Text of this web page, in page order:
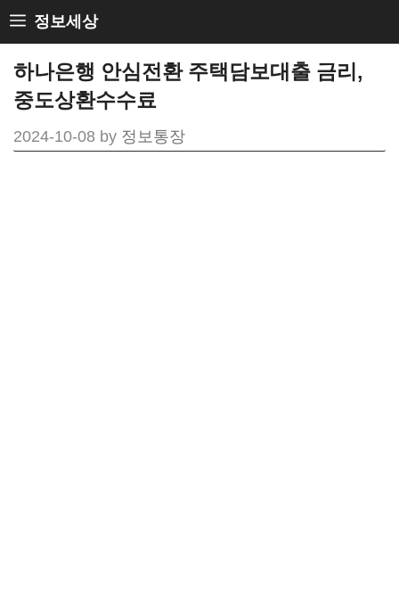
Skip
to
content
정보세상
하나은행 안심전환 주택담보대출 금리,
중도상환수수료
2024-10-08 by 정보통장